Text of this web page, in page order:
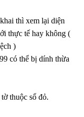
thì xem lại diện
thực tế hay không (
)
có thể bị dính thừa
thuộc sổ đỏ.